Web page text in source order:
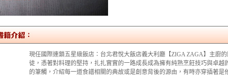
現任國際連鎖五星級飯店：台北君悅大飯店義大利廳【ZIGA ZAGA】主廚
徒，憑著對料理的堅持，扎扎實實的一路成長成為擁有純熟烹飪技巧與卓越
的筆觸，介紹每一道食譜相關的典故或是創意背後的源由，有時亦穿插著是